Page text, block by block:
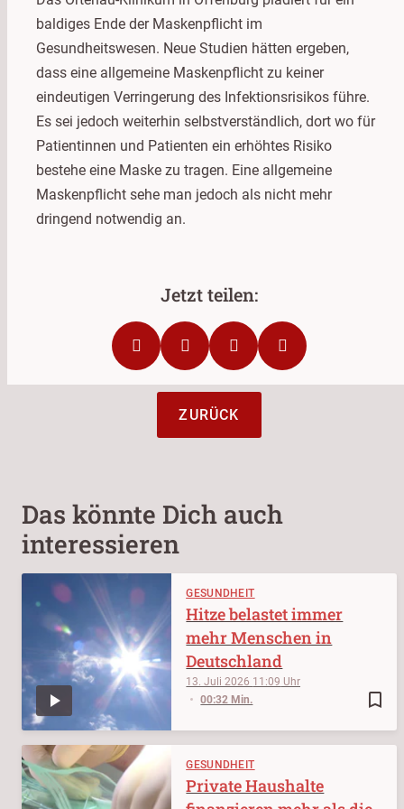
baldiges Ende der Maskenpflicht im
Gesundheitswesen. Neue Studien hätten ergeben,
dass eine allgemeine Maskenpflicht zu keiner
eindeutigen Verringerung des Infektionsrisikos führe.
Es sei jedoch weiterhin selbstverständlich, dort wo für
Patientinnen und Patienten ein erhöhtes Risiko
bestehe eine Maske zu tragen. Eine allgemeine
Maskenpflicht sehe man jedoch als nicht mehr
dringend notwendig an.
ZURÜCK
Das könnte Dich auch
interessieren
GESUNDHEIT
bookmark_border
13. Juli 2026 11:09
00:32 Min.
Hitze belastet immer
mehr Menschen in
Deutschland
GESUNDHEIT
Private Haushalte